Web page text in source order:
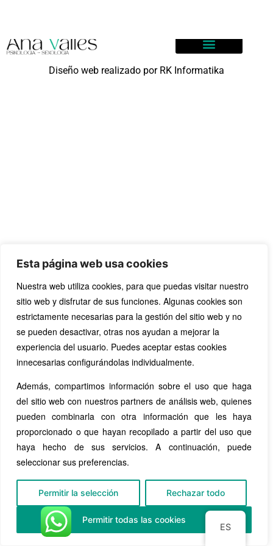
Esta página web usa cookies
Nuestra web utiliza cookies, para que puedas visitar nuestro
sitio web y disfrutar de sus funciones. Algunas cookies son
estrictamente necesarias para la gestión del sitio web y no
se pueden desactivar, otras nos ayudan a mejorar la
experiencia del usuario. Puedes aceptar estas cookies
innecesarias configurándolas individualmente.
Además, compartimos información sobre el uso que haga
del sitio web con nuestros partners de análisis web, quienes
pueden combinarla con otra información que les haya
proporcionado o que hayan recopilado a partir del uso que
haya hecho de sus servicios. A continuación, puede
seleccionar sus preferencias.
Permitir la selección Rechazar todo
Permitir todas las cookies
Diseño web realizado por RK Informatika
ES